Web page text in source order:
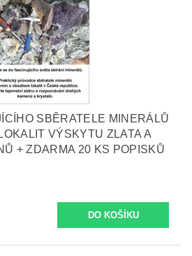
SBĚRATELE MINERÁLŮ
VÝSKYTU ZLATA A
+ ZDARMA 20 KS POPISKŮ